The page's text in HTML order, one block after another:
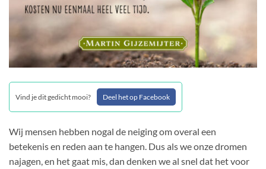
Vind je dit gedicht mooi? Deel het op Facebook
Wij mensen hebben nogal de neiging om overal een
betekenis en reden aan te hangen. Dus als we onze dromen
najagen, en het gaat mis, dan denken we al snel dat het voor